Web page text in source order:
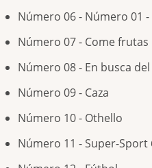
Número 06 - Número 01 -
Número 07 - Come frutas
Número 08 - En busca
Número 09 - Caza
Número 10 - Othello
Número 11 - Super-Sport